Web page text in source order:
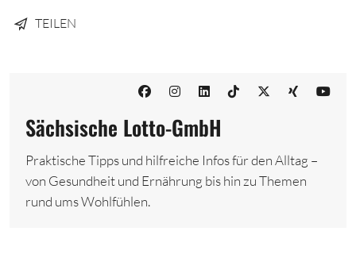
TEILEN
Sächsische Lotto-GmbH
Praktische Tipps und hilfreiche Infos für den Alltag –
von Gesundheit und Ernährung bis hin zu Themen
rund ums Wohlfühlen.